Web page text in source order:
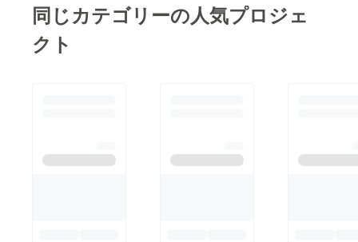
同じカテゴリーの人気プロジェ
クト